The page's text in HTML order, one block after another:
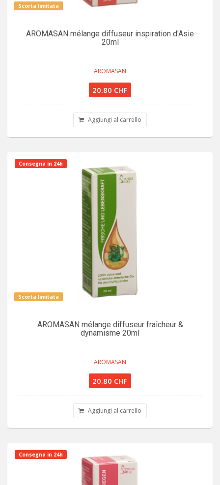
Scorta limitata
AROMASAN mélange diffuseur inspiration d'Asie
20ml
AROMASAN
20.80 CHF
Aggiungi al carrello
Consegna in 24h
Scorta limitata
AROMASAN mélange diffuseur fraîcheur &
dynamisme 20ml
AROMASAN
20.80 CHF
Aggiungi al carrello
Consegna in 24h